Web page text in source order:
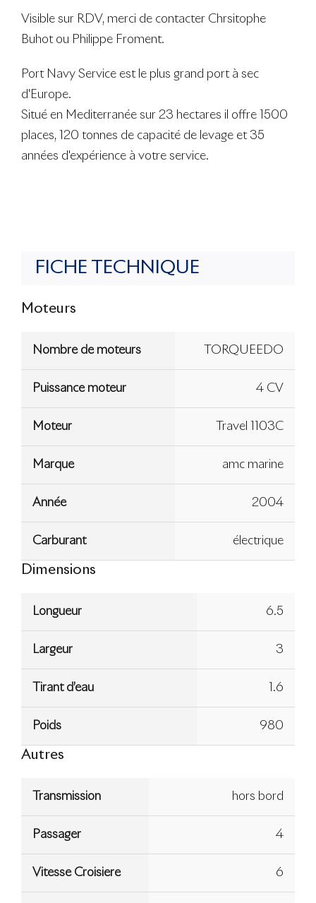
Visible sur RDV, merci de contacter Chrsitophe
Buhot ou Philippe Froment.
Port Navy Service est le plus grand port à sec
d'Europe.
Situé en Mediterranée sur 23 hectares il offre 1500
places, 120 tonnes de capacité de levage et 35
années d'expérience à votre service.
FICHE TECHNIQUE
Moteurs
Nombre de moteurs TORQUEEDO
Puissance moteur 4 CV
Moteur Travel 1103C
Marque amc marine
Année 2004
Carburant électrique
Dimensions
Longueur 6.5
Largeur 3
Tirant d’eau 1.6
Poids 980
Autres
Transmission hors bord
Passager 4
Vitesse Croisiere 6